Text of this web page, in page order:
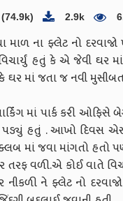
(74.9k) 2.9k
માળ ના ફ્લેટ નો
હતું કે એ જેવી ઘર
ઘર માં જતા જ નવી
માં પાર્ક કરી
હતું . આખો દિવસ એસી
માં જવા માંગતો હતો
વળી.એ કોઈ વાતે
નીકળી ને ફ્લેટ નો